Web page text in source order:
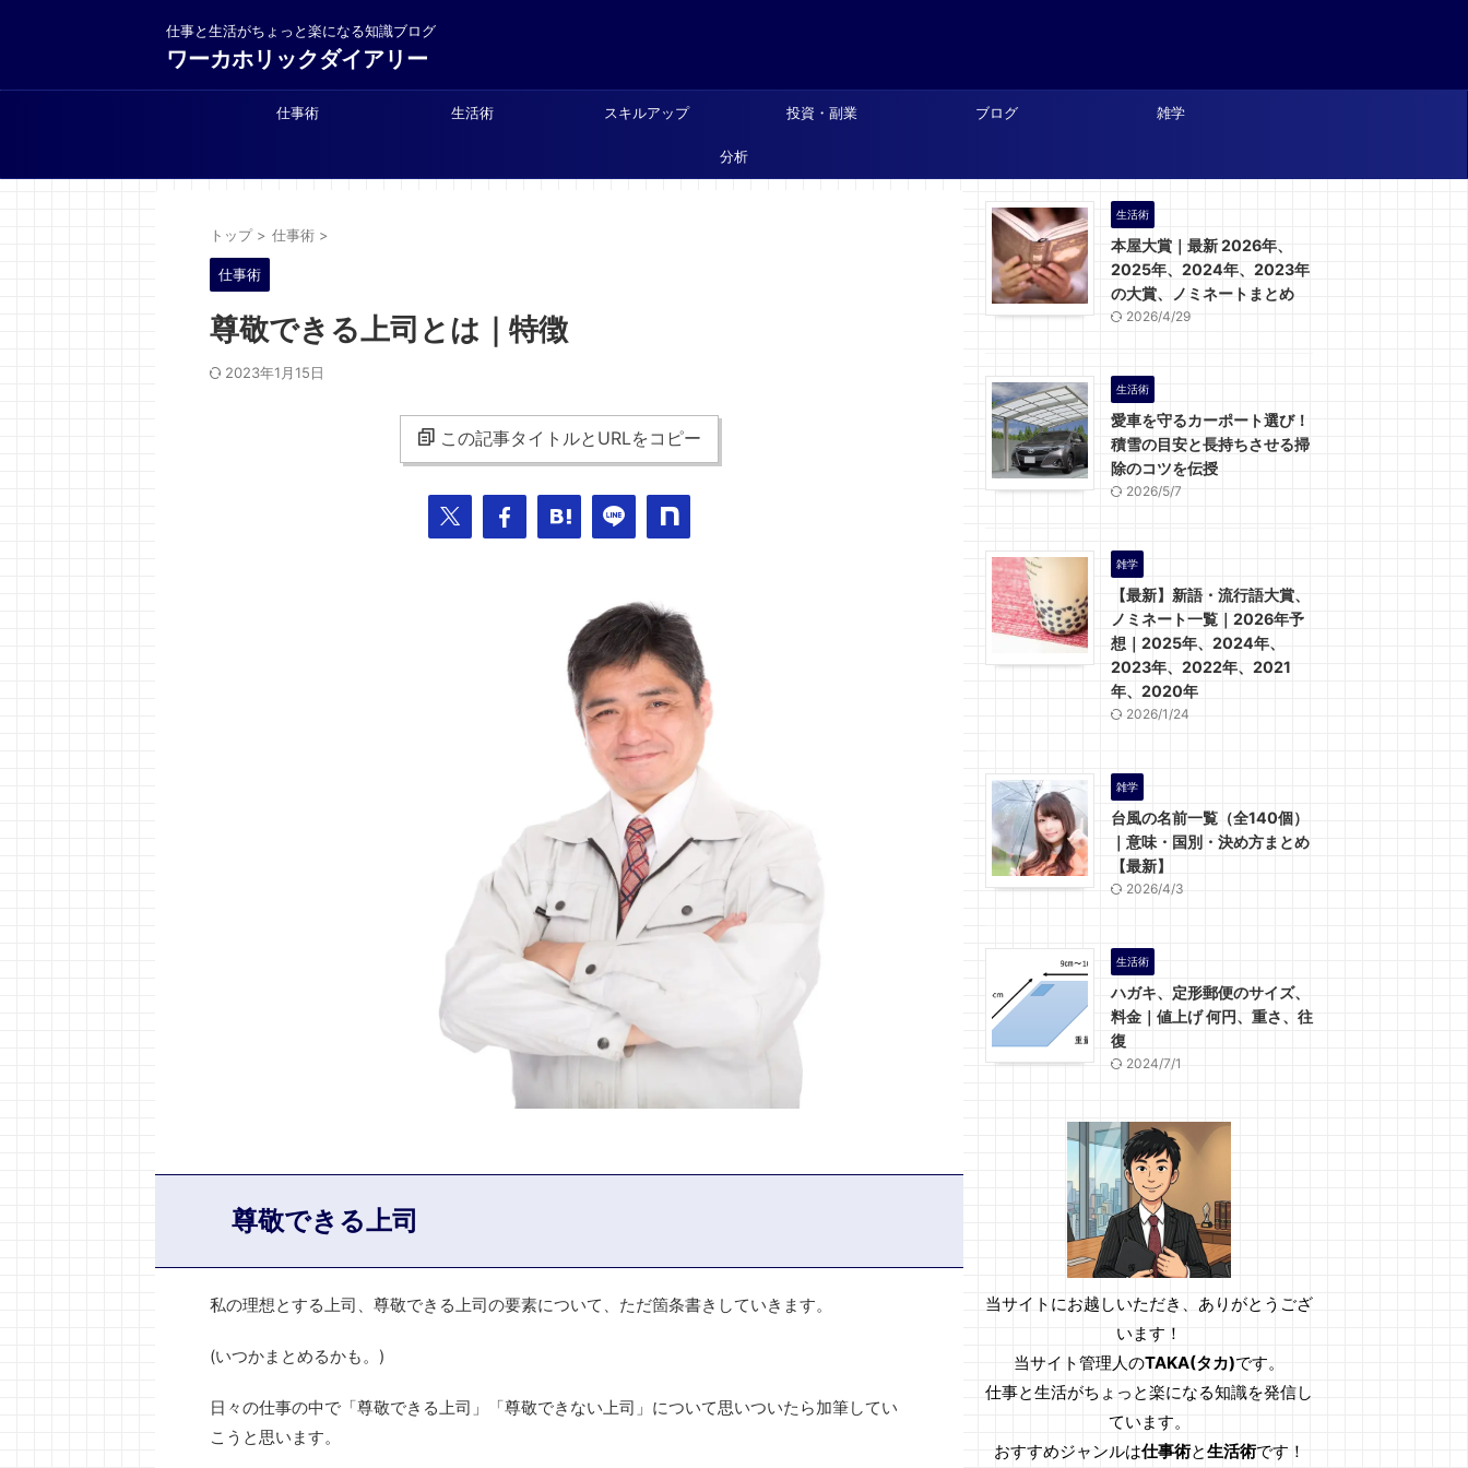
仕事と生活がちょっと楽になる知識ブログ
ワーカホリックダイアリー
仕事術 生活術 スキルアップ 投資・副業 ブログ 雑学
分析
トップ > 仕事術 >
仕事術
尊敬できる上司とは｜特徴
2023年1月15日
この記事タイトルとURLをコピー
尊敬できる上司
私の理想とする上司、尊敬できる上司の要素について、ただ箇条書きしていきます。
(いつかまとめるかも。)
日々の仕事の中で「尊敬できる上司」「尊敬できない上司」について思いついたら加筆してい
こうと思います。
生活術
本屋大賞｜最新 2026年、
2025年、2024年、2023年
の大賞、ノミネートまとめ
2026/4/29
生活術
愛車を守るカーポート選び！
積雪の目安と長持ちさせる掃
除のコツを伝授
2026/5/7
雑学
【最新】新語・流行語大賞、
ノミネート一覧｜2026年予
想｜2025年、2024年、
2023年、2022年、2021
年、2020年
2026/1/24
雑学
台風の名前一覧（全140個）
｜意味・国別・決め方まとめ
【最新】
2026/4/3
生活術
ハガキ、定形郵便のサイズ、
料金｜値上げ 何円、重さ、往
復
2024/7/1
当サイトにお越しいただき、ありがとうござ
います！
当サイト管理人のTAKA(タカ)です。
仕事と生活がちょっと楽になる知識を発信し
ています。
おすすめジャンルは仕事術と生活術です！